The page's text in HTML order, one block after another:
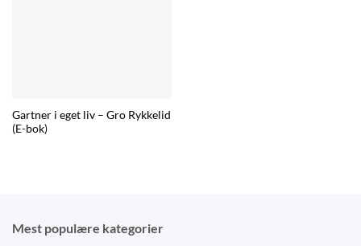
Gartner i eget liv – Gro Rykkelid
(E-bok)
Mest populære kategorier